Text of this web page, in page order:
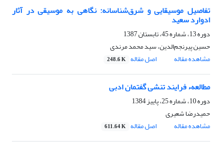
تفاصیل موسیقایی و شرق‌شناسانه: نگاهی به موسیقی در آثار
ادوارد سعید
دوره 13، شماره 45، تابستان 1387
حسین پیرنجم‌الدین، سید محمد مرندی
مشاهده مقاله
اصل مقاله 248.6 K
مطالعهء فرایند تنشی گفتمان ادبی
دوره 10، شماره 25، پاییز 1384
حمیدرضا شعیرى
مشاهده مقاله
اصل مقاله 611.64 K